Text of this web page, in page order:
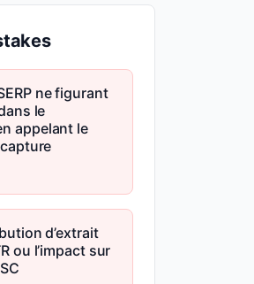
ne figurant
le
appelant le
d’extrait
ou l’impact sur